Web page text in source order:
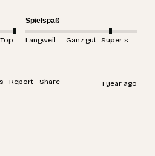
Top
Spielspaß
Ganz gut Super spannend
Report Share 1 year ago